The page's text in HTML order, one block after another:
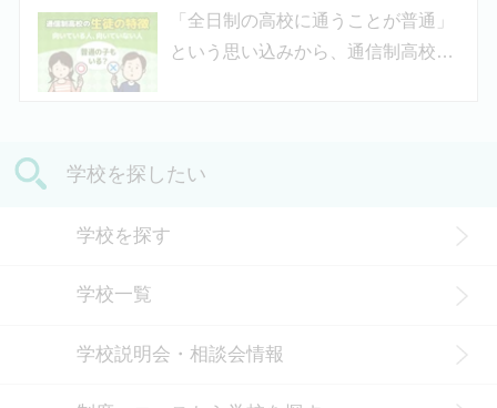
リット・デメリットについて解説し
ます。
行ったからといって「人生終了」で
は決してありません。通信制高校で
の記事では、通信制高校に行くこと
「全日制の高校に通うことが普通」
という思い込みから、通信制高校へ
生徒」などが通う学校という、先入
在籍しています。 この記事では、通
ているかや、通信制高校に向いてい
学校を探したい
学校を探す
学校一覧
学校説明会・相談会情報